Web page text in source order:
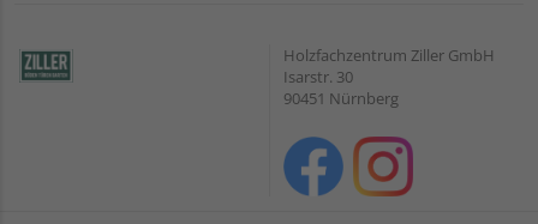
Holzfachzentrum Ziller GmbH
Isarstr. 30
90451 Nürnberg